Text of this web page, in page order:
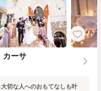
カーサ
切な人へのおもてなしも叶